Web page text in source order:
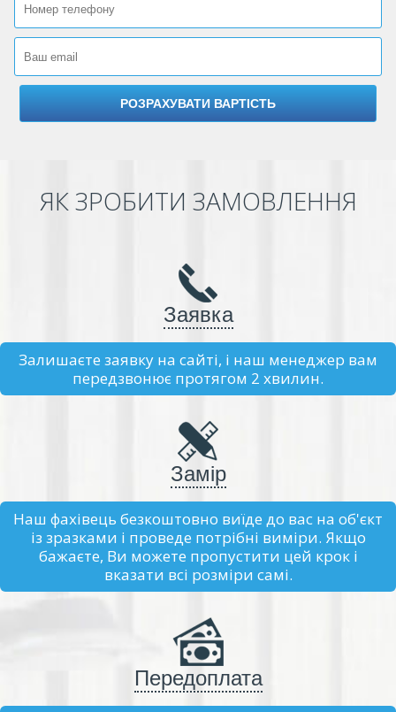
ЯК ЗРОБИТИ ЗАМОВЛЕННЯ
Заявка
Залишаєте заявку на сайті, і наш менеджер вам
передзвонює протягом 2 хвилин.
Замір
Наш фахівець безкоштовно виїде до вас на об'єкт
із зразками і проведе потрібні виміри. Якщо
бажаєте, Ви можете пропустити цей крок і
вказати всі розміри самі.
Передоплата